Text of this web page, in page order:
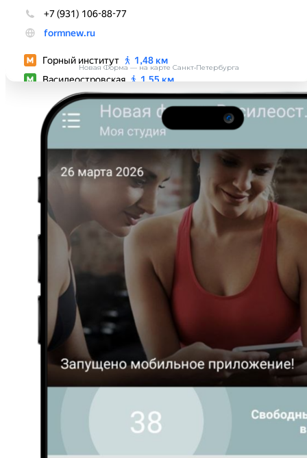
Новая Форма — на карте Санкт‑Петербурга